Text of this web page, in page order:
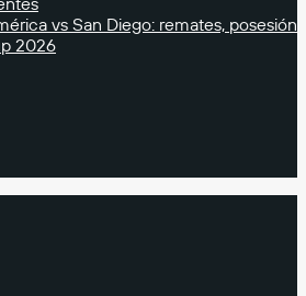
vs San Diego: remates, posesión
2026